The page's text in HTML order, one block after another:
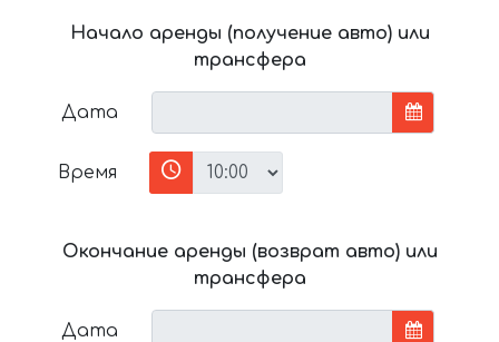
Начало аренды (получение авто) или
трансфера
Дата
Время
Окончание аренды (возврат авто) или
трансфера
Дата